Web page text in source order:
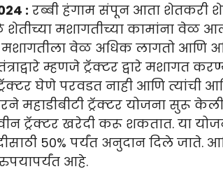
: रब्बी हंगाम संपून आता शेतकरी
मशागतीच्या कामांना वेळ
मशागतीला वेळ अधिक लागतो आणि
म्हणजे ट्रॅक्टर द्वारे मशागत
घेणे परवडत नाही आणि त्यांची
महाडीबीटी ट्रॅक्टर योजना सुरू
ट्रॅक्टर खरेदी करू शकतात. या
50% पर्यंत अनुदान दिले जाते.
आहे.